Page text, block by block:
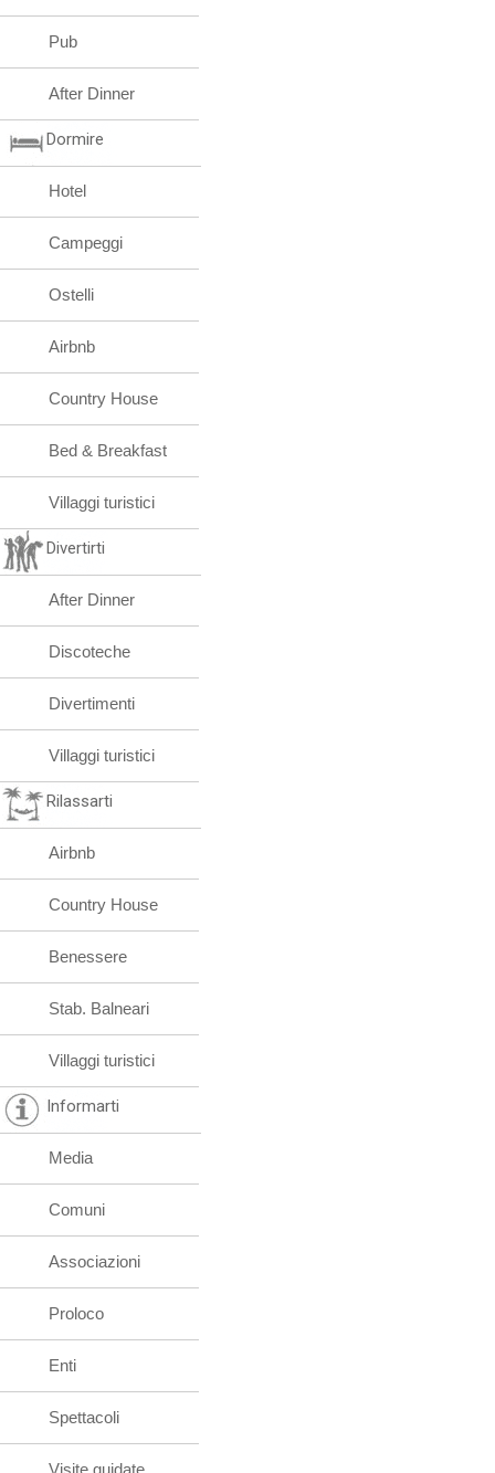
Pub
After Dinner
Dormire
Hotel
Campeggi
Ostelli
Airbnb
Country House
Bed & Breakfast
Villaggi turistici
Divertirti
After Dinner
Discoteche
Divertimenti
Villaggi turistici
Rilassarti
Airbnb
Country House
Benessere
Stab. Balneari
Villaggi turistici
Informarti
Media
Comuni
Associazioni
Proloco
Enti
Spettacoli
Visite guidate